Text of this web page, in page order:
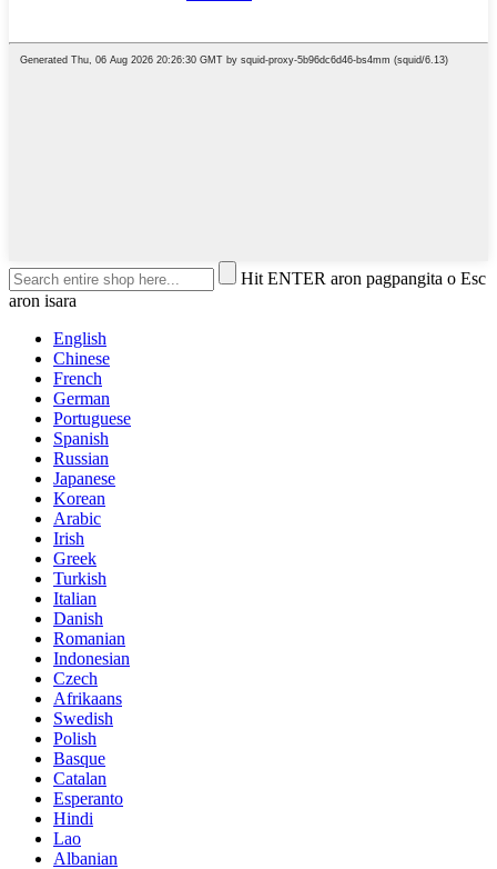
Hit ENTER aron pagpangita o Esc
aron isara
English
Chinese
French
German
Portuguese
Spanish
Russian
Japanese
Korean
Arabic
Irish
Greek
Turkish
Italian
Danish
Romanian
Indonesian
Czech
Afrikaans
Swedish
Polish
Basque
Catalan
Esperanto
Hindi
Lao
Albanian